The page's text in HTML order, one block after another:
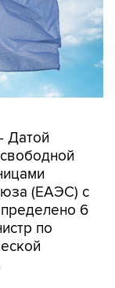
Датой
(ЕАЭС) с
6
по